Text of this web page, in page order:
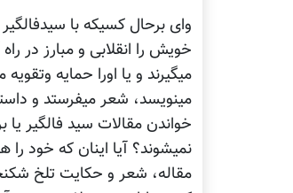
وای برحال کسیکه با
خویش را انقلابی و مبارز در
میگیرند و یا اورا حمایه
مینویسد، شعر میفرستد و
خواندن مقالات سید فالگیر
نمیشوند؟ آیا اینان که خود
مقاله، شعر و حکایت تلخ